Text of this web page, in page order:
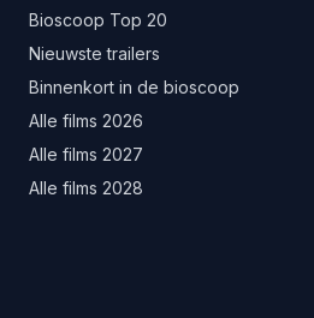
Bioscoop Top 20
Nieuwste trailers
Binnenkort in de bioscoop
Alle films 2026
Alle films 2027
Alle films 2028